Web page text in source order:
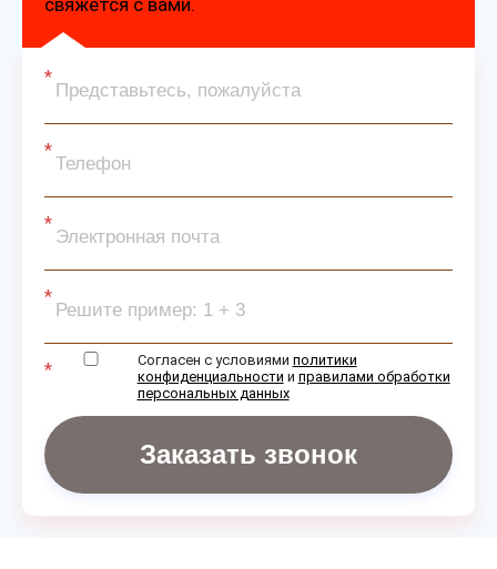
свяжется с вами.
Согласен с условиями политики
конфиденциальности и правилами обработки
персональных данных
Заказать звонок